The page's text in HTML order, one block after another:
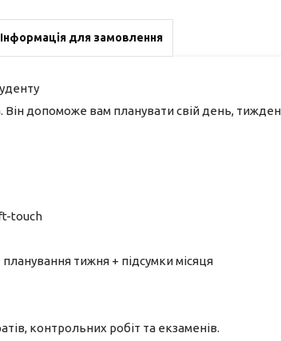
Інформація для замовлення
допоможе вам планувати свій день,
touch
тижня + підсумки місяця
контрольних робіт та екзаменів.